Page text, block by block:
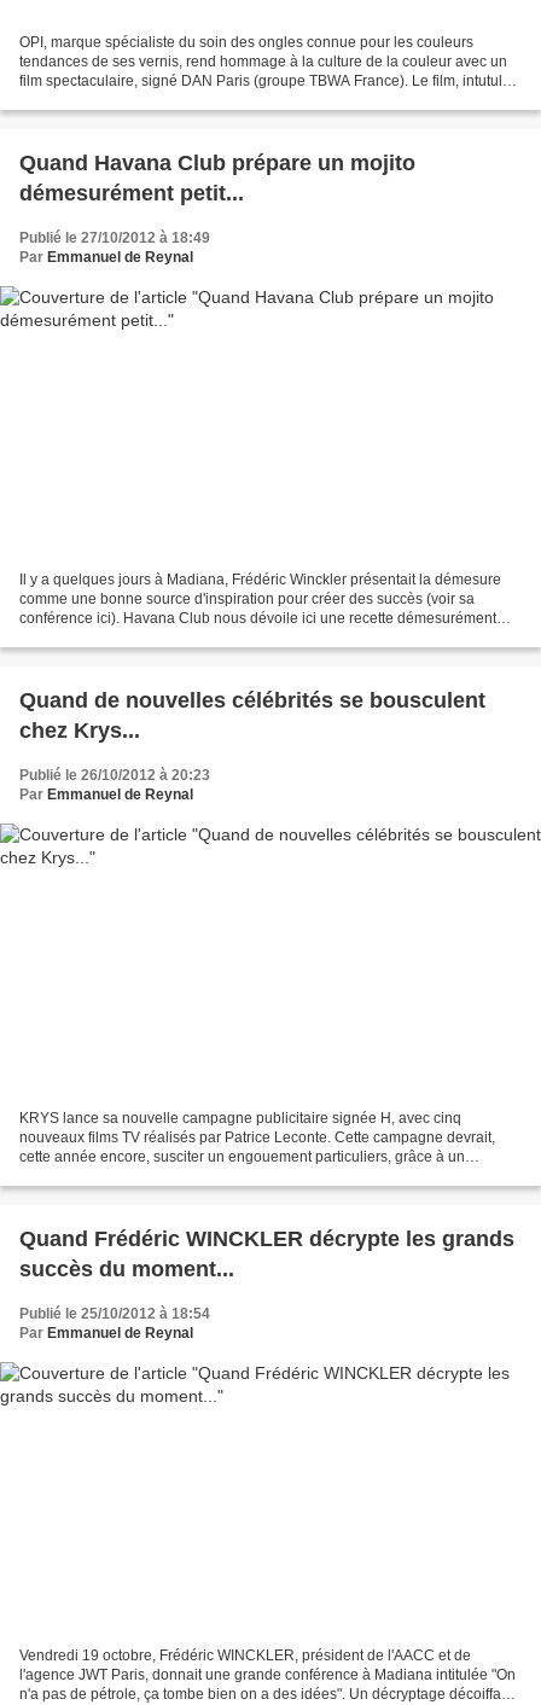
OPI, marque spécialiste du soin des ongles connue pour les couleurs
tendances de ses vernis, rend hommage à la culture de la couleur avec un
film spectaculaire, signé DAN Paris (groupe TBWA France). Le film, intutulé
Quand Havana Club prépare un mojito
démesurément petit...
Publié le 27/10/2012 à 18:49
Par Emmanuel de Reynal
Il y a quelques jours à Madiana, Frédéric Winckler présentait la démesure
comme une bonne source d'inspiration pour créer des succès (voir sa
conférence ici). Havana Club nous dévoile ici une recette démesurément
Quand de nouvelles célébrités se bousculent
chez Krys...
Publié le 26/10/2012 à 20:23
Par Emmanuel de Reynal
KRYS lance sa nouvelle campagne publicitaire signée H, avec cinq
nouveaux films TV réalisés par Patrice Leconte. Cette campagne devrait,
cette année encore, susciter un engouement particuliers, grâce à un
Quand Frédéric WINCKLER décrypte les grands
succès du moment...
Publié le 25/10/2012 à 18:54
Par Emmanuel de Reynal
Vendredi 19 octobre, Frédéric WINCKLER, président de l'AACC et de
l'agence JWT Paris, donnait une grande conférence à Madiana intitulée "On
n'a pas de pétrole, ça tombe bien on a des idées". Un décryptage décoiffant